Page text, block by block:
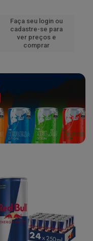
Faça seu login ou
cadastre-se para
ver preços e
comprar